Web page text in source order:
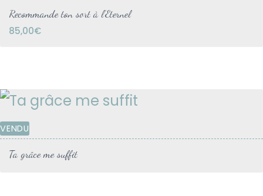
Recommande ton sort à l’Eternel
85,00€
VENDU
Ta grâce me suffit